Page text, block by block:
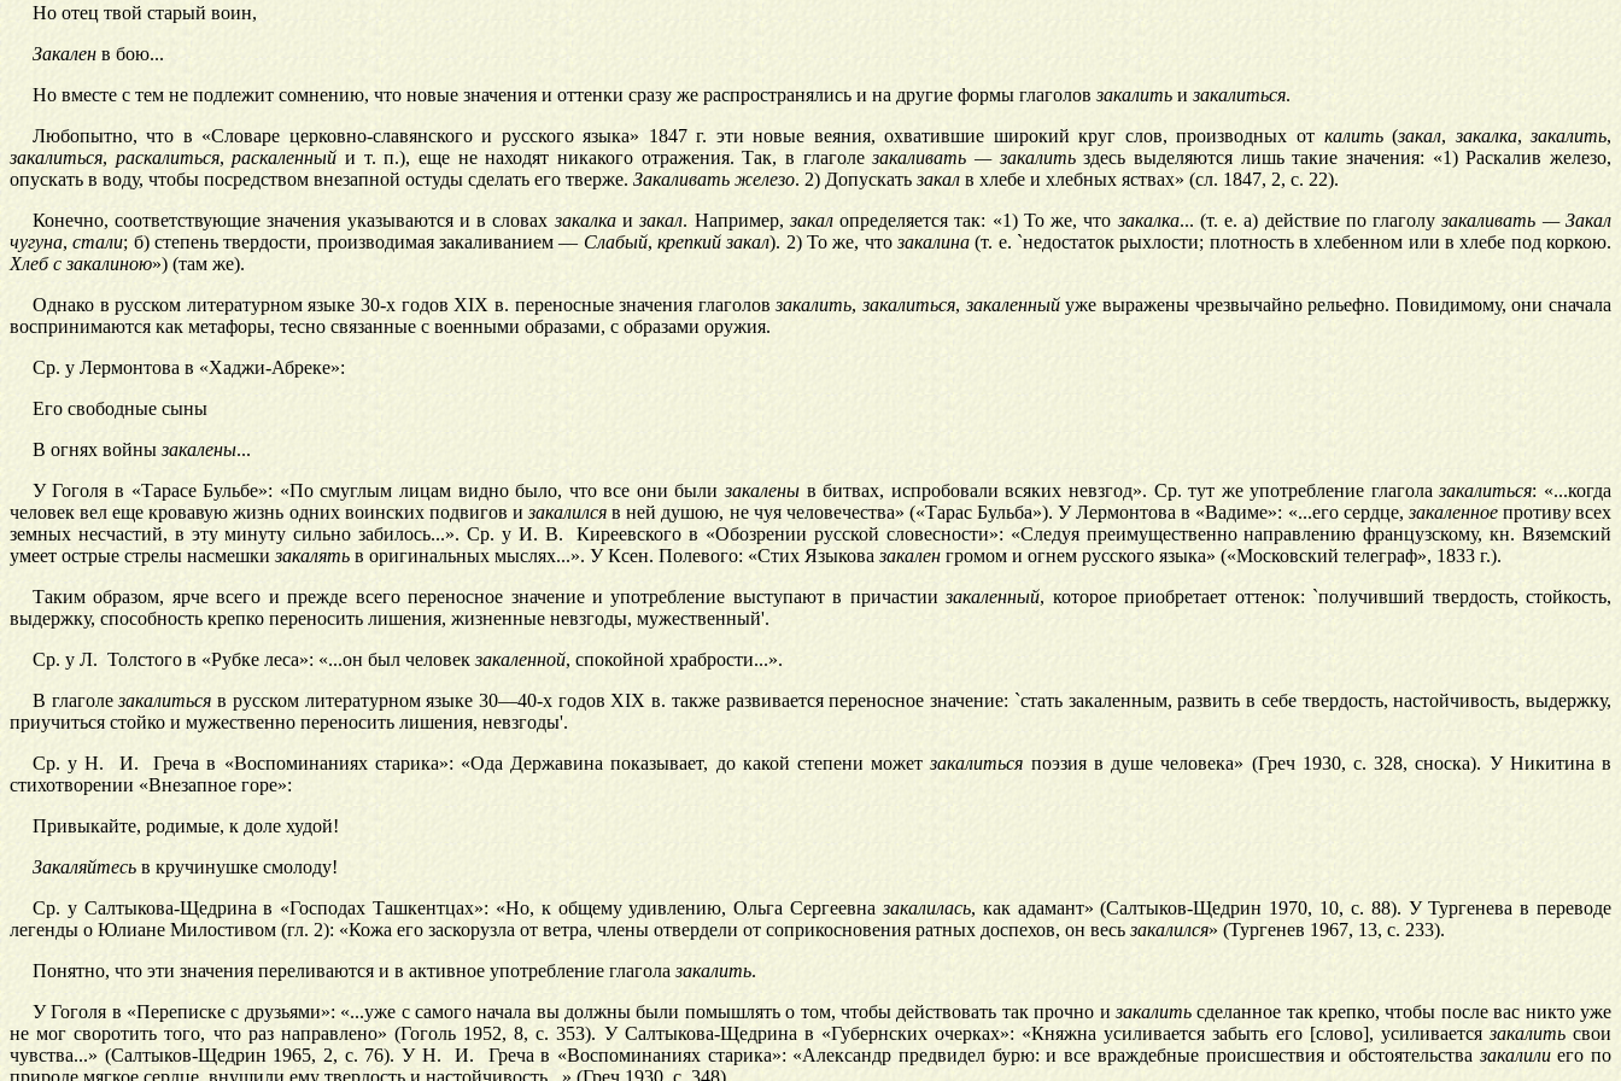
Но отец твой старый воин,
Закаленв бою...
Но вместе с тем не подлежит сомнению, что новые значения и оттенки сразу же распространялись и на другие формы глаголовзакалитьизакалиться.
Любопытно, что в «Словаре церковно-славянского и русского языка» 1847 г. эти новые веяния, охватившие широкий круг слов, производных от калить(закал,закалка,закалить,
закалиться, раскалиться,раскаленный и т. п.), еще не находят никакого отражения. Так, в глаголезакаливать — закалитьздесь выделяются лишь такие значения: «1) Раскалив железо,
опускать в воду, чтобы посредством внезапной остуды сделать его тверже. Закаливать железо. 2) Допускатьзакал в хлебе и хлебных яствах» (сл. 1847, 2, с. 22).
Конечно, соответствующие значения указываются и в словахзакалкаизакал. Например,закалопределяется так: «1) То же, чтозакалка... (т. е. а) действие по глаголузакаливать — Закал
чугуна,стали; б) степень твердости, производимая закаливанием — Слабый,крепкий закал). 2) То же, чтозакалина (т. е. `недостаток рыхлости; плотность в хлебенном или в хлебе под коркою.
Хлеб с закалиною») (там же).
Однако в русском литературном языке 30-х годов XIX в. переносные значения глаголовзакалить,закалиться,закаленныйуже выражены чрезвычайно рельефно. Повидимому, они сначала
воспринимаются как метафоры, тесно связанные с военными образами, с образами оружия.
Ср. у Лермонтова в «Хаджи-Абреке»:
Его свободные сыны
В огнях войнызакалены...
У Гоголя в «Тарасе Бульбе»: «По смуглым лицам видно было, что все они былизакалены в битвах, испробовали всяких невзгод». Ср. тут же употребление глаголазакалиться: «...когда
человек вел еще кровавую жизнь одних воинских подвигов изакалился в ней душою, не чуя человечества» («Тарас Бульба»). У Лермонтова в «Вадиме»: «...его сердце,закаленноепротивувсех
земных несчастий, в эту минуту сильно забилось...». Ср. у И. В. Киреевского в «Обозрении русской словесности»: «Следуя преимущественно направлению французскому, кн. Вяземский
умеет острые стрелы насмешкизакалять в оригинальных мыслях...». У Ксен. Полевого: «Стих Языковазакален громом и огнем русского языка» («Московский телеграф», 1833 г.).
Таким образом, ярче всего и прежде всего переносное значение и употребление выступают в причастиизакаленный, которое приобретает оттенок: `получивший твердость, стойкость,
выдержку, способность крепко переносить лишения, жизненные невзгоды, мужественный'.
Ср. у Л. Толстого в «Рубке леса»: «...он был человекзакаленной, спокойной храбрости...».
В глаголезакалиться в русском литературном языке 30—40-х годов XIX в. также развивается переносное значение: `стать закаленным, развить в себе твердость, настойчивость, выдержку,
приучиться стойко и мужественно переносить лишения, невзгоды'.
Ср. у Н. И. Греча в «Воспоминаниях старика»: «Ода Державина показывает, до какой степени можетзакалиться поэзия в душе человека» (Греч 1930, с. 328, сноска). У Никитина в
стихотворении «Внезапное горе»:
Привыкайте, родимые, к доле худой!
Закаляйтесьв кручинушке смолоду!
Ср. у Салтыкова-Щедрина в «ГосподахТашкентцах»: «Но, к общему удивлению, Ольга Сергеевназакалилась, как адамант» (Салтыков-Щедрин 1970, 10, с. 88). У Тургенева в переводе
легенды о Юлиане Милостивом (гл. 2): «Кожа его заскорузла от ветра, члены отвердели от соприкосновения ратных доспехов, он весьзакалился» (Тургенев 1967, 13, с. 233).
Понятно, что эти значения переливаются и в активное употребление глагола закалить.
У Гоголя в «Переписке с друзьями»: «...уже с самого начала вы должны были помышлять о том, чтобы действовать так прочно изакалитьсделанное так крепко, чтобы после вас никто уже
не мог своротить того, что раз направлено» (Гоголь 1952, 8, с. 353). У Салтыкова-Щедрина в «Губернских очерках»: «Княжна усиливается забыть его [слово], усиливаетсязакалитьсвои
чувства...» (Салтыков-Щедрин 1965, 2, с. 76). У Н. И. Греча в «Воспоминаниях старика»: «Александр предвидел бурю: и все враждебные происшествия и обстоятельствазакалилиего по